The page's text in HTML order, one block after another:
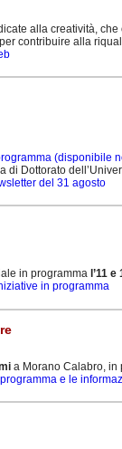
alla creatività,
contribuire alla
(disponibile
di Dottorato
del 31 agosto
in programma l’11
in programma
a Morano Calabro, in
e le